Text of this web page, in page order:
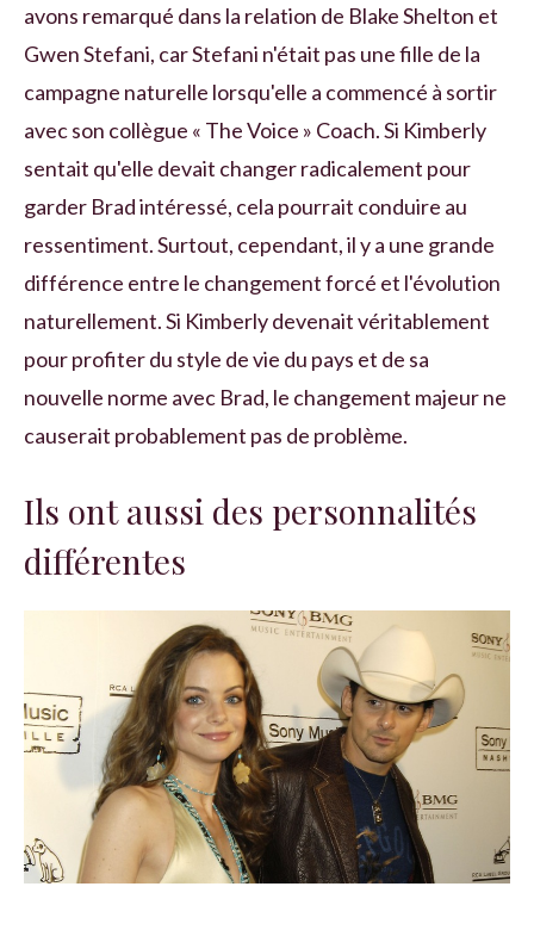
avons remarqué dans la relation de Blake Shelton et
Gwen Stefani, car Stefani n'était pas une fille de la
campagne naturelle lorsqu'elle a commencé à sortir
avec son collègue « The Voice » Coach. Si Kimberly
sentait qu'elle devait changer radicalement pour
garder Brad intéressé, cela pourrait conduire au
ressentiment. Surtout, cependant, il y a une grande
différence entre le changement forcé et l'évolution
naturellement. Si Kimberly devenait véritablement
pour profiter du style de vie du pays et de sa
nouvelle norme avec Brad, le changement majeur ne
causerait probablement pas de problème.
Ils ont aussi des personnalités
différentes